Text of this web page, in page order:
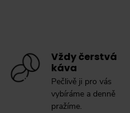
Vždy čerstvá
káva
Pečlivě ji pro vás
vybíráme a denně
pražíme.